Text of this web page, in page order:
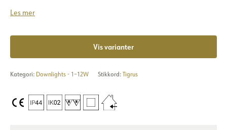
Les mer
Vis varianter
Kategori: Downlights - 1–12W Stikkord: Tigrus